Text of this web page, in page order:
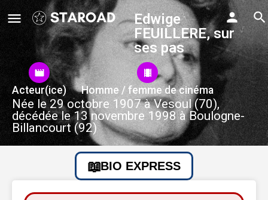
Edwige
FEUILLERE, sur
ses pas
Acteur(ice) Homme / femme de cinéma
Née le 29 octobre 1907 à Vesoul (70),
décédée le 13 novembre 1998 à Boulogne-
Billancourt (92)
BIO EXPRESS